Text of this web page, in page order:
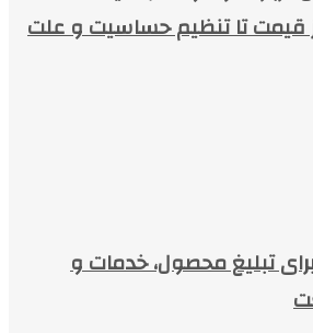
قیمت تا تنظیم حساسیت و علت
تبلیغ محصول، خدمات و